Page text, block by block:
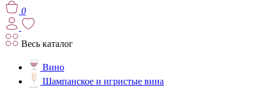
0
Весь каталог
Вино
Шампанское и игристые вина